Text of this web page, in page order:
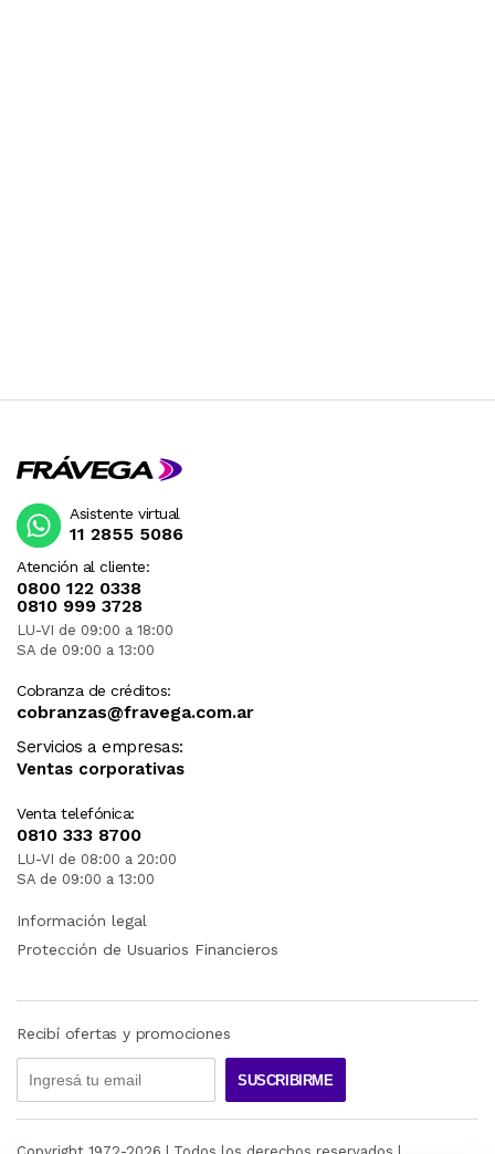
Atención al cliente:
0800 122 0338
0810 999 3728
LU-VI de 09:00 a 18:00
SA de 09:00 a 13:00
Cobranza de créditos:
cobranzas@fravega.com.ar
Servicios a empresas:
Ventas corporativas
Venta telefónica:
0810 333 8700
LU-VI de 08:00 a 20:00
SA de 09:00 a 13:00
Asistente virtual
11 2855 5086
Información legal
Protección de Usuarios Financieros
Recibí ofertas y promociones
SUSCRIBIRME